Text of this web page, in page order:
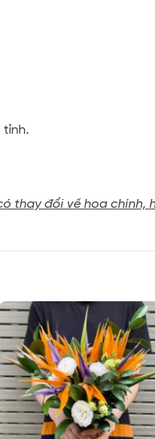
thay đổi về hoa chính,